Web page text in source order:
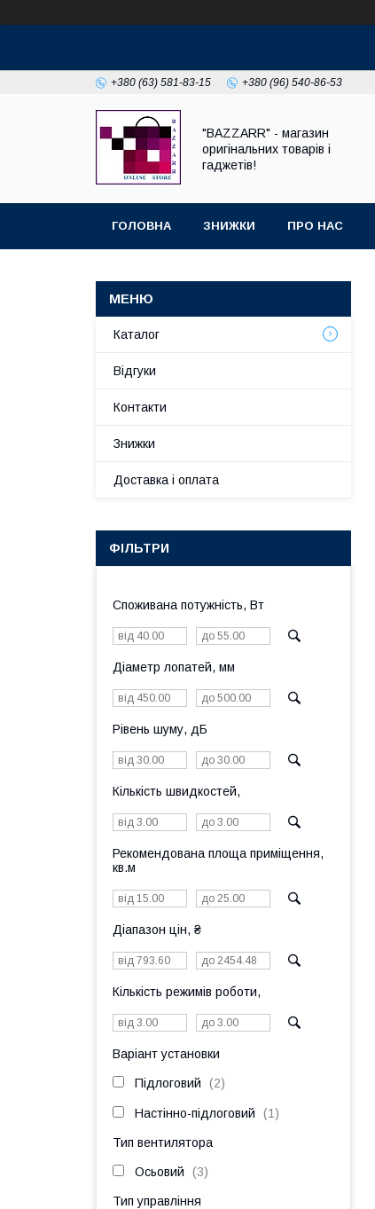
+380 (63) 581-83-15 +380 (96) 540-86-53
"BAZZARR" - магазин
оригінальних товарів і
гаджетів!
ГОЛОВНА ЗНИЖКИ ПРО НАС
Каталог
Відгуки
Контакти
Знижки
Доставка і оплата
ФІЛЬТРИ
Споживана потужність, Вт
Діаметр лопатей, мм
Рівень шуму, дБ
Кількість швидкостей,
Рекомендована площа приміщення,
кв.м
Діапазон цін, ₴
Кількість режимів роботи,
Варіант установки
Підлоговий 2
Настінно-підлоговий 1
Тип вентилятора
Осьовий 3
Тип управління